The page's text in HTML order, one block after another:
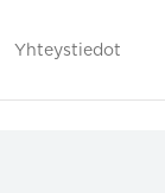
Yhteystiedot